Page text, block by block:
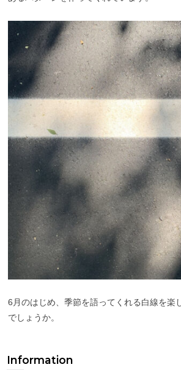
6月のはじめ、季節を語ってくれる白線を楽
でしょうか。
Information